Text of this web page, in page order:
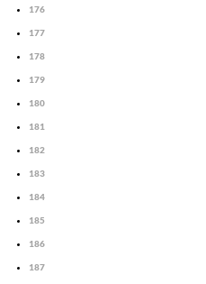
176
177
178
179
180
181
182
183
184
185
186
187